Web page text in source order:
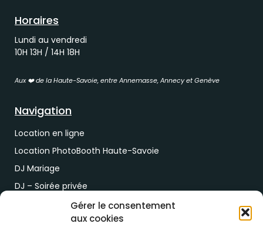
Gérer le consentement
aux cookies
Horaires
Lundi au vendredi
10H 13H / 14H 18H
Aux ❤️ de la Haute-Savoie, entre Annemasse, Annecy et Genève
Navigation
Location en ligne
Location PhotoBooth Haute-Savoie
DJ Mariage
DJ – Soirée privée
DJ Soirée d’entreprise
Demande de devis